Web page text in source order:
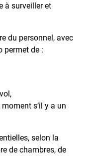
à surveiller et
du personnel, avec
permet de :
s’il y a un
selon la
de chambres, de